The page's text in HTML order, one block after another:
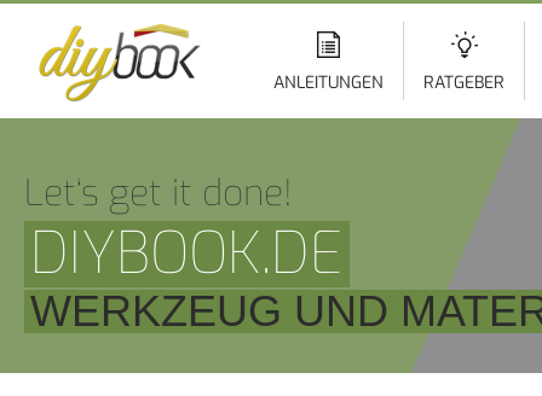
ANLEITUNGEN RATGEBER
Let‘s get it done!
DIYBOOK.DE
WERKZEUG UND